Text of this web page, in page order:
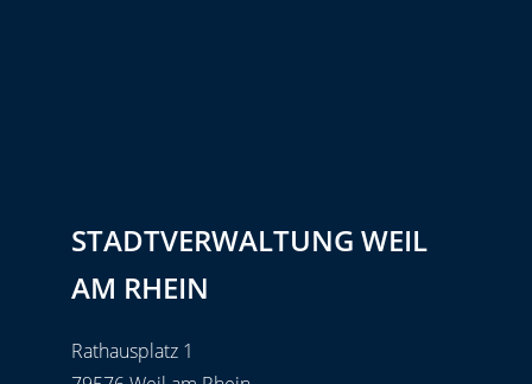
STADTVERWALTUNG WEIL
AM RHEIN
Rathausplatz 1